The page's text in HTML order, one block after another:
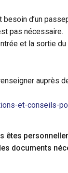
d’un
pas nécessaire.
et la sortie du
auprès
et-conseils-
êtes
documents